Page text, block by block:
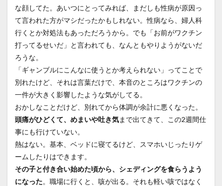
な顔してた。あいつにとってみれば、まだしも性病が原因っ
て言われた方がマシだったかもしれない。性病なら、婦人科
行くとか対処法もあっただろうから。でも「お前がワクチン
打ってるせいだ」と言われても、なんともやりようがないだ
ろうな。
「ギャンブルにこんなに使うとか考えられない」ってことで
別れたけど、それは言葉だけで、本音のところはワクチンの
一件が大きく影響したような気がしてる。
おかしなことだけど、別れてから体調が余計に悪くなった。
頭痛がひどくて、めまいや吐き気まで出てきて、この2週間仕
事にも行けていない。
熱はない。基本、ベッドに寝てるけど、スマホいじったりゲ
ームしたりはできます。
その子と付き合い始めた頃から、シェディングを食らうよう
になった。職場に行くと、咳が出る。それも軽い咳ではなく